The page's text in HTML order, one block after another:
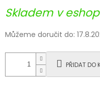
cena:
Skladem v
Můžeme doručit do:
PŘIDAT DO